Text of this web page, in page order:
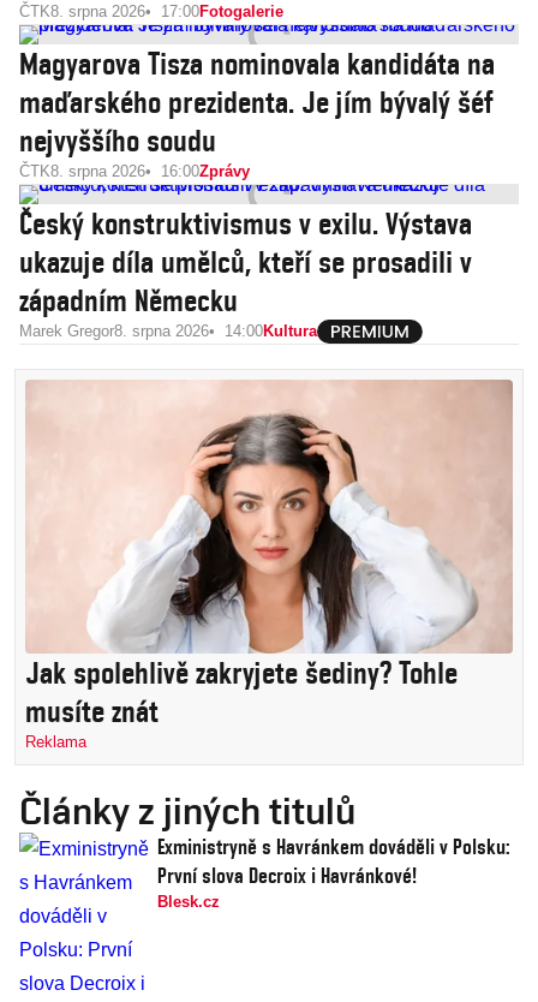
ČTK8. srpna 2026 17:00Fotogalerie
Magyarova Tisza nominovala kandidáta na
maďarského prezidenta. Je jím bývalý šéf
nejvyššího soudu
ČTK8. srpna 2026 16:00Zprávy
Český konstruktivismus v exilu. Výstava
ukazuje díla umělců, kteří se prosadili v
západním Německu
Marek Gregor8. srpna 2026 14:00Kultura
Jak spolehlivě zakryjete šediny? Tohle
musíte znát
Reklama
Články z jiných titulů
Exministryně s Havránkem dováděli v Polsku:
První slova Decroix i Havránkové!
Blesk.cz